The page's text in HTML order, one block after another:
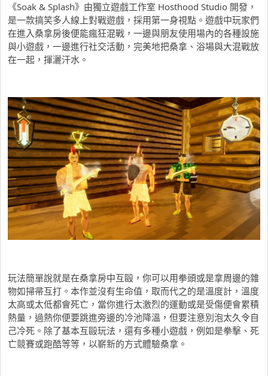
《Soak & Splash》由獨立遊戲工作室 Hosthood Studio 開發，
是一款搞笑多人線上對戰遊戲，採用第一身視點。遊戲中玩家們
在進入桑拿房後便能瘋狂混戰，一邊與朋友使用場內的各種設施
與小遊戲，一邊進行社交活動，完美地把桑拿、浴場與大混戰放
在一起，揮灑汗水。
玩法簡單說就是在桑拿房中互毆，你可以用拳頭或是拿周邊的雜
物如掃帚互打。本作並沒有生命值，取而代之的是溫度計，溫度
太高或太低都會死亡，當你進行太激烈的運動或是受傷便會累積
熱量，過熱你便要跳進旁邊的冷池降溫，但要注意別泡太久令自
己冷死。除了基本互毆玩法，還有多種小遊戲，例如是拳擊、死
亡競賽或跑酷等等，以嶄新的方式體驗桑拿。